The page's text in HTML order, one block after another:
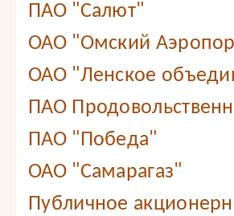
ПАО "Салют"
ОАО "Омский
ОАО "Ленское
ПАО
ПАО "Победа"
ОАО "Самарагаз"
Публичное